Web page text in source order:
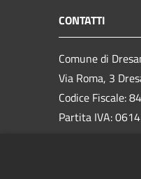
CONTATTI
Comune di
Via Roma, 3
Codice Fiscale:
Partita IVA: